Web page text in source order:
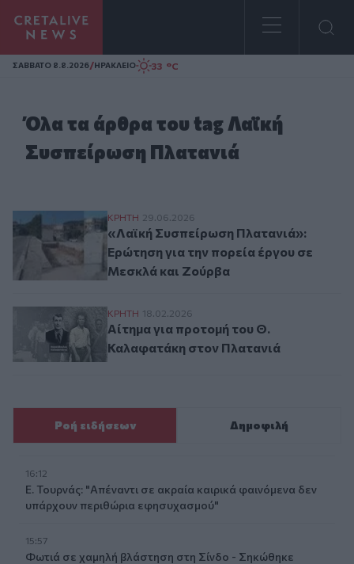
Homepage
ΣAΒΒΑΤΟ 8.8.2026/ΗΡΑΚΛΕΙΟ 33 °C
Όλα τα άρθρα του tag Λαϊκή
Συσπείρωση Πλατανιά
«Λαϊκή Συσπείρωση Πλατανιά»:
ΚΡΗΤΗ 29.06.2026
«Λαϊκή Συσπείρωση Πλατανιά»:
Ερώτηση για την πορεία έργου σε
Μεσκλά και Ζούρβα
Αίτημα για προτομή του Θ. Καλαφατάκη
ΚΡΗΤΗ 18.02.2026
Αίτημα για προτομή του Θ.
Καλαφατάκη στον Πλατανιά
Ροή ειδήσεων Δημοφιλή
16:12
Ε. Τουρνάς: "Απέναντι σε ακραία καιρικά φαινόμενα δεν
υπάρχουν περιθώρια εφησυχασμού"
15:57
Φωτιά σε χαμηλή βλάστηση στη Σίνδο - Σηκώθηκε